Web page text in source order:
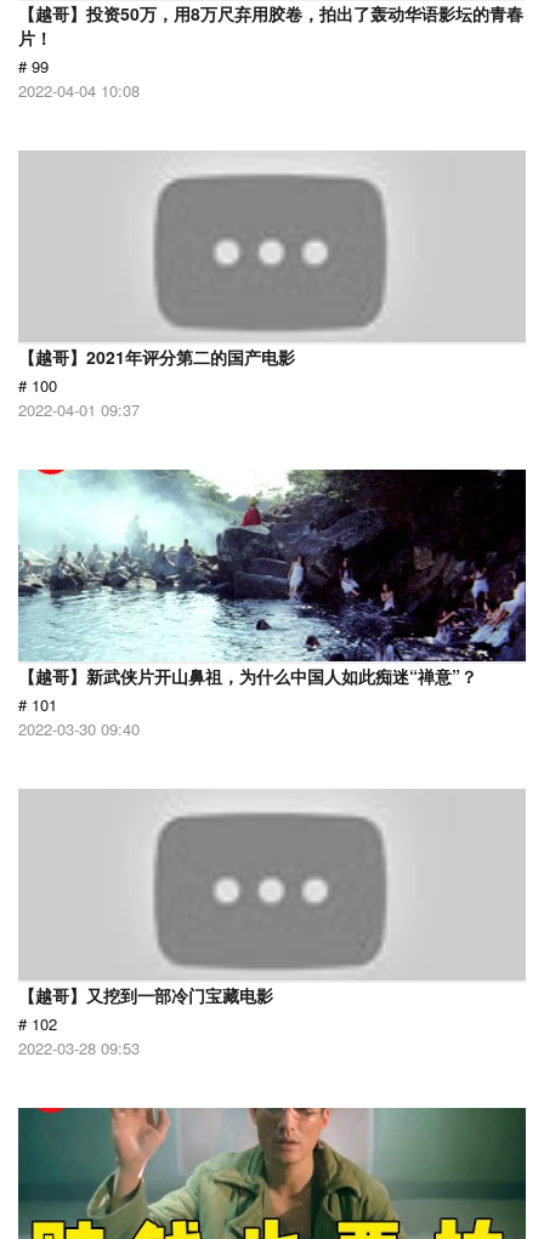
【越哥】投资50万，用8万尺弃用胶卷，拍出了轰动华语影坛的青春
片！
# 99
2022-04-04 10:08
【越哥】2021年评分第二的国产电影
# 100
2022-04-01 09:37
【越哥】新武侠片开山鼻祖，为什么中国人如此痴迷“禅意”？
# 101
2022-03-30 09:40
【越哥】又挖到一部冷门宝藏电影
# 102
2022-03-28 09:53